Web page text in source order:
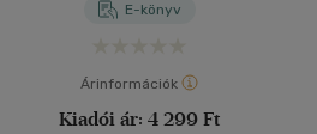
E-könyv
Árinformációk
Kiadói ár: 4 299 Ft